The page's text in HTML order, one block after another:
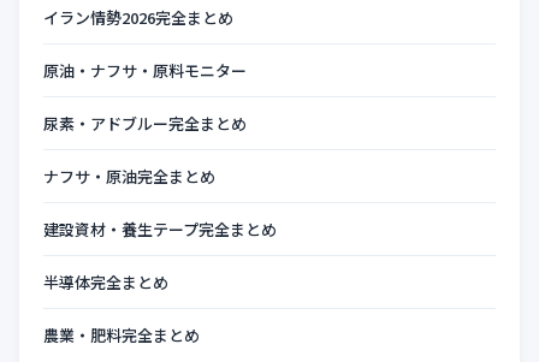
イラン情勢2026完全まとめ
原油・ナフサ・原料モニター
尿素・アドブルー完全まとめ
ナフサ・原油完全まとめ
建設資材・養生テープ完全まとめ
半導体完全まとめ
農業・肥料完全まとめ